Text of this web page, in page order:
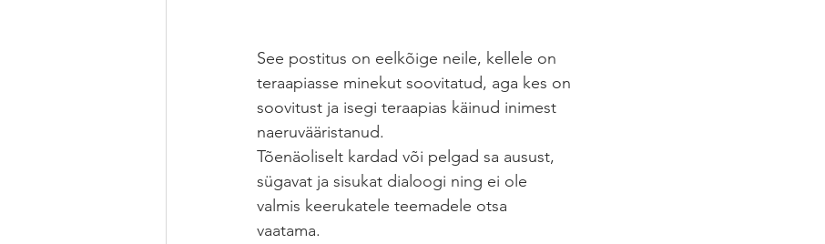
See postitus on eelkõige neile, kellele on
teraapiasse minekut soovitatud, aga kes on
soovitust ja isegi teraapias käinud inimest
naeruvääristanud.
Tõenäoliselt kardad või pelgad sa ausust,
sügavat ja sisukat dialoogi ning ei ole
valmis keerukatele teemadele otsa
vaatama.